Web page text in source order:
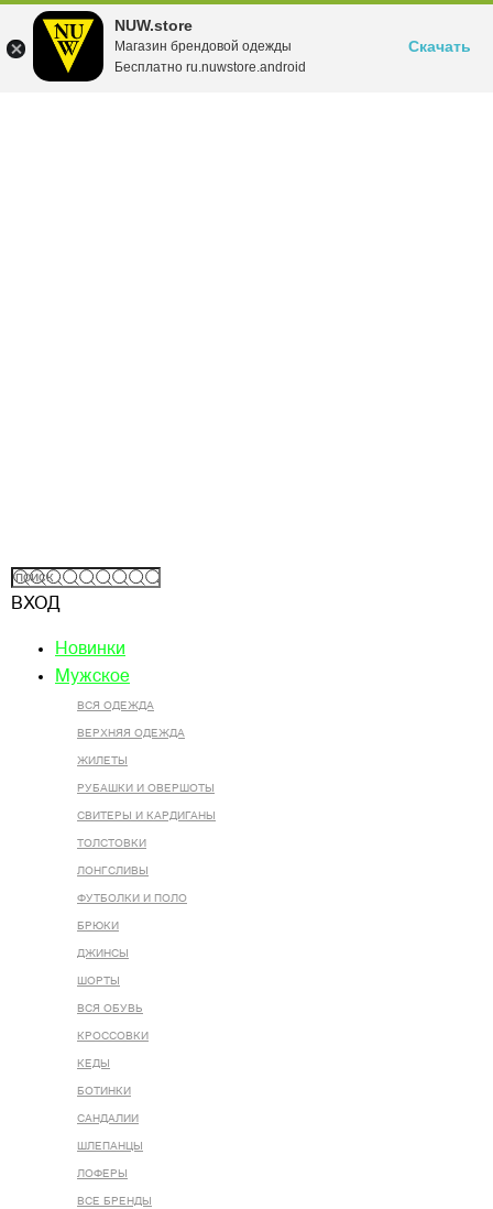
NUW.store
Магазин брендовой одежды
Бесплатно ru.nuwstore.android
Скачать
ВХОД
Новинки
Мужское
ВСЯ ОДЕЖДА
ВЕРХНЯЯ ОДЕЖДА
ЖИЛЕТЫ
РУБАШКИ И ОВЕРШОТЫ
СВИТЕРЫ И КАРДИГАНЫ
ТОЛСТОВКИ
ЛОНГСЛИВЫ
ФУТБОЛКИ И ПОЛО
БРЮКИ
ДЖИНСЫ
ШОРТЫ
ВСЯ ОБУВЬ
КРОССОВКИ
КЕДЫ
БОТИНКИ
САНДАЛИИ
ШЛЕПАНЦЫ
ЛОФЕРЫ
ВСЕ БРЕНДЫ